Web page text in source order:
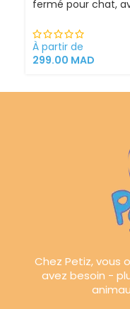
fermé pour chat,
À partir de
299.00 MAD
Chez Petiz, vous
avez besoin -